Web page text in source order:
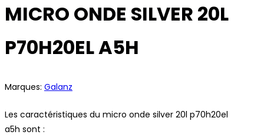
MICRO ONDE SILVER 20L
P70H20EL A5H
Marques: Galanz
Les caractéristiques du micro onde silver 20l p70h20el
a5h sont :